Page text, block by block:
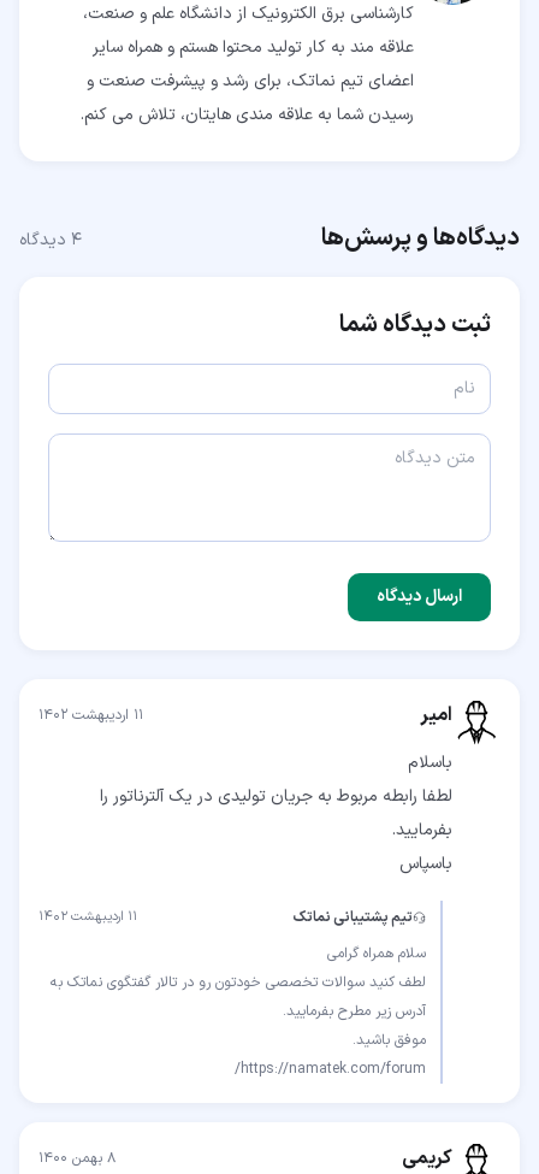
کارشناسی برق الکترونیک از دانشگاه علم و صنعت،
علاقه مند به کار تولید محتوا هستم و همراه سایر
اعضای تیم نماتک، برای رشد و پیشرفت صنعت و
رسیدن شما به علاقه مندی هایتان، تلاش می کنم.
دیدگاه‌ها و پرسش‌ها ۴ دیدگاه
ثبت دیدگاه شما
ارسال دیدگاه
امیر ۱۱ اردیبهشت ۱۴۰۲
لطفا رابطه مربوط به جریان تولیدی در یك آلترناتور را
باسپاس
تیم پشتیبانی نماتک ۱۱ اردیبهشت ۱۴۰۲
لطف کنید سوالات تخصصی خودتون رو در تالار گفتگوی نماتک به
https://namatek.com/forum/
کریمی ۸ بهمن ۱۴۰۰